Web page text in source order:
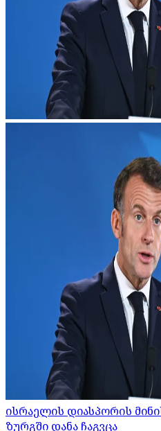
ისრაელის დიასპორის
ზურგში დანა ჩაგვცა